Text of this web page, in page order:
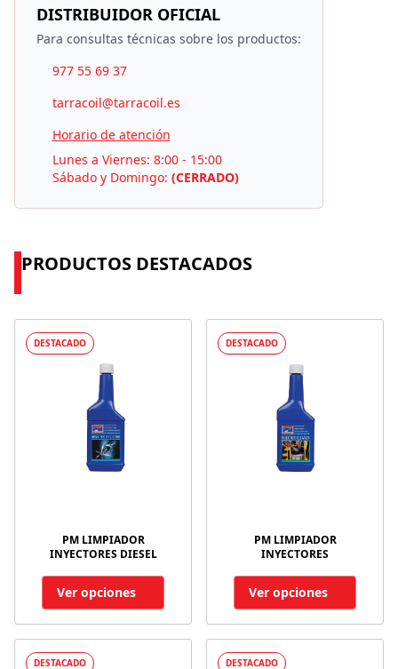
DISTRIBUIDOR OFICIAL
Para consultas técnicas sobre los productos:
977 55 69 37
tarracoil@tarracoil.es
Horario de atención
Lunes a Viernes: 8:00 - 15:00
Sábado y Domingo: (CERRADO)
PRODUCTOS DESTACADOS
DESTACADO
PM LIMPIADOR
INYECTORES DIESEL
Ver opciones
DESTACADO
PM LIMPIADOR
INYECTORES
Ver opciones
DESTACADO DESTACADO